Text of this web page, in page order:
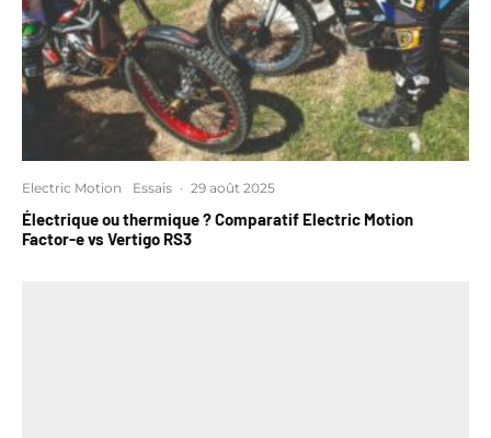
Electric Motion Essais · 29 août 2025
Électrique ou thermique ? Comparatif Electric Motion
Factor-e vs Vertigo RS3